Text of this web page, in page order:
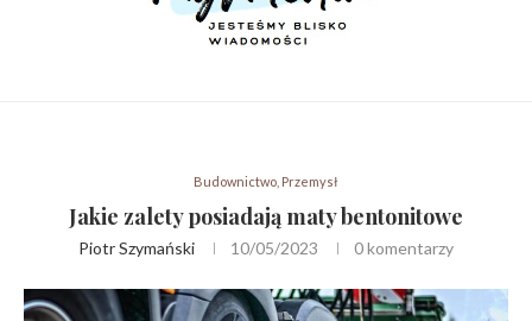
Budownictwo, Przemysł
Jakie zalety posiadają maty bentonitowe
Piotr Szymański 10/05/2023 0 komentarzy